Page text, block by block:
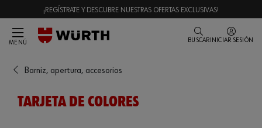
¡REGÍSTRATE Y DESCUBRE NUESTRAS OFERTAS EXCLUSIVAS!
MENÚ BUSCAR INICIAR SESIÓN
Barniz, apertura, accesorios
TARJETA DE COLORES